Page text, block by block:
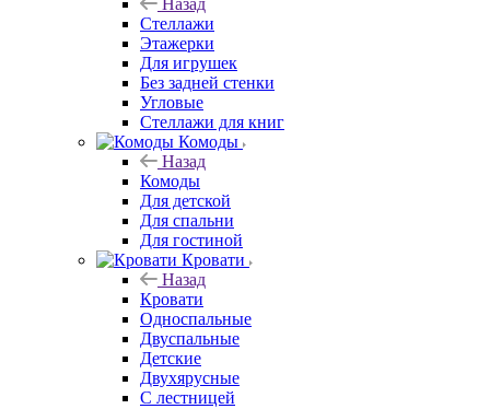
Назад
Стеллажи
Этажерки
Для игрушек
Без задней стенки
Угловые
Стеллажи для книг
Комоды
Назад
Комоды
Для детской
Для спальни
Для гостиной
Кровати
Назад
Кровати
Односпальные
Двуспальные
Детские
Двухярусные
С лестницей